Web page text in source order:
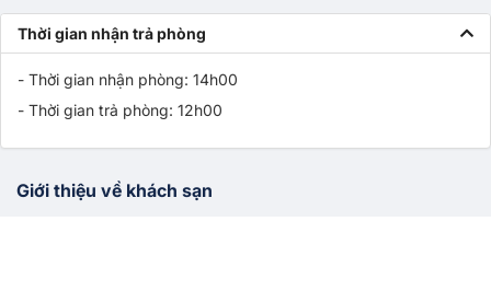
Thời gian nhận trả phòng
- Thời gian nhận phòng: 14h00
- Thời gian trả phòng: 12h00
Giới thiệu về khách sạn